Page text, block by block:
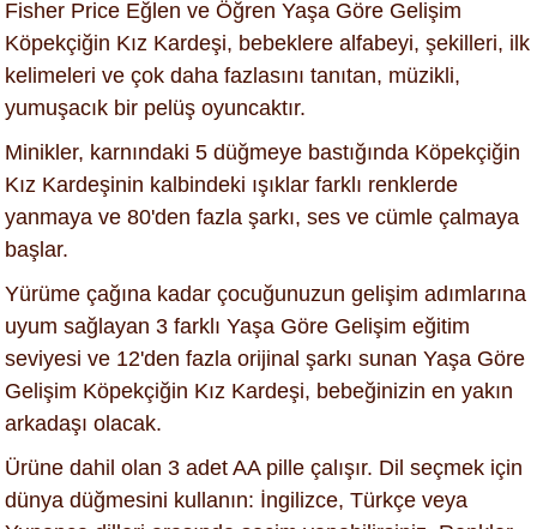
Fisher Price Eğlen ve Öğren Yaşa Göre Gelişim
Köpekçiğin Kız Kardeşi, bebeklere alfabeyi, şekilleri, ilk
kelimeleri ve çok daha fazlasını tanıtan, müzikli,
yumuşacık bir pelüş oyuncaktır.
Minikler, karnındaki 5 düğmeye bastığında Köpekçiğin
Kız Kardeşinin kalbindeki ışıklar farklı renklerde
yanmaya ve 80'den fazla şarkı, ses ve cümle çalmaya
başlar.
Yürüme çağına kadar çocuğunuzun gelişim adımlarına
uyum sağlayan 3 farklı Yaşa Göre Gelişim eğitim
seviyesi ve 12'den fazla orijinal şarkı sunan Yaşa Göre
Gelişim Köpekçiğin Kız Kardeşi, bebeğinizin en yakın
arkadaşı olacak.
Ürüne dahil olan 3 adet AA pille çalışır. Dil seçmek için
dünya düğmesini kullanın: İngilizce, Türkçe veya